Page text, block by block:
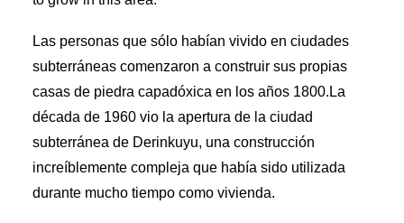
Las personas que sólo habían vivido en ciudades
subterráneas comenzaron a construir sus propias
casas de piedra capadóxica en los años 1800.La
década de 1960 vio la apertura de la ciudad
subterránea de Derinkuyu, una construcción
increíblemente compleja que había sido utilizada
durante mucho tiempo como vivienda.